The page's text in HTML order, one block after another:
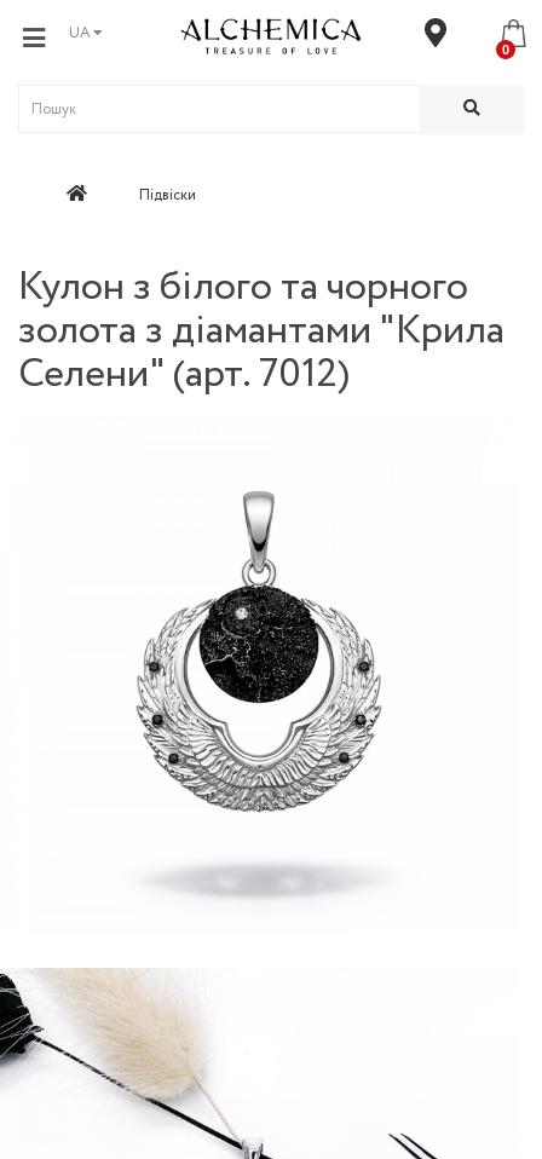
UA
0
Підвіски
Кулон з білого та чорного
золота з діамантами "Крила
Селени" (арт. 7012)